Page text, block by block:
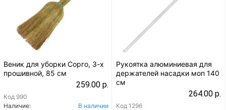
Веник для уборки Сорго, 3-х
прошивной, 85 см
259.00 р.
Код 990
Наличие:
В наличии
Рукоятка алюминиевая для
держателей насадки моп 140
см
264.00 р.
Код 1296